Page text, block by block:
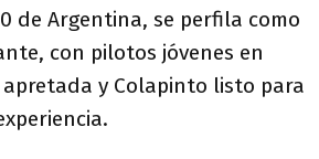
de Argentina, se perfila como
con pilotos jóvenes en
y Colapinto listo para